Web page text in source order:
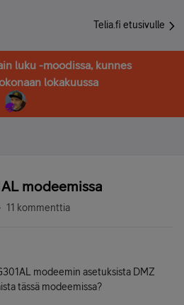
Telia.fi etusivulle
luku -moodissa, kunnes
lokakuussa
modeemissa
11 kommenttia
modeemin asetuksista DMZ
tässä modeemissa?